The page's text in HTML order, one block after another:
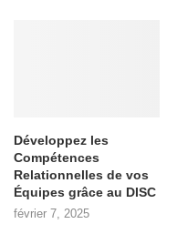
Développez les
Compétences
Relationnelles de vos
Équipes grâce au DISC
février 7, 2025